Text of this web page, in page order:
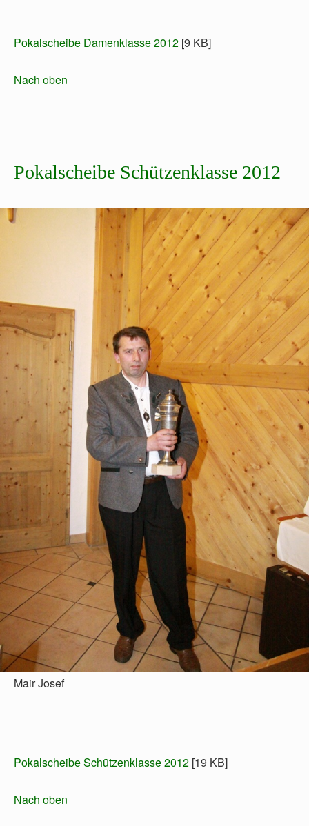
Pokalscheibe Damenklasse 2012 [9 KB]
Nach oben
Pokalscheibe Schützenklasse 2012
Mair Josef
Pokalscheibe Schützenklasse 2012 [19 KB]
Nach oben